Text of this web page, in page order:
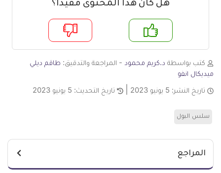
هل كان هذا المحتوى مفيدا؟
لا
كتب بواسطة د.كريم محمود - المراجعة والتدقيق: طاقم ديلي
ميديكال انفو
تاريخ النشر: 5 يونيو 2023 تاريخ التحديث: 5 يونيو 2023
سلس البول
المراجع